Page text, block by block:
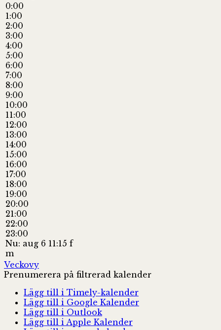
0:00
1:00
2:00
3:00
4:00
5:00
6:00
7:00
8:00
9:00
10:00
11:00
12:00
13:00
14:00
15:00
16:00
17:00
18:00
19:00
20:00
21:00
22:00
23:00
Nu: aug 6 11:15 f
m
Veckovy
Prenumerera på filtrerad kalender
Lägg till i Timely-kalender
Lägg till i Google Kalender
Lägg till i Outlook
Lägg till i Apple Kalender